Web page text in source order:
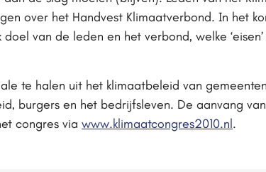
over het Handvest Klimaatverbond. In het
van de leden en het verbond, welke
te halen uit het klimaatbeleid van
burgers en het bedrijfsleven. De aanvang
congres via www.klimaatcongres2010.nl.